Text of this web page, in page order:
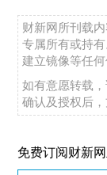
财新网所刊载
专属所有或持
建立镜像等任何
如有意愿转载
确认及授权后，
免费订阅财新